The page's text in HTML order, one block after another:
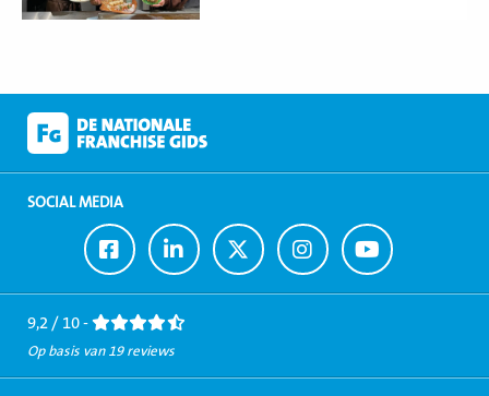
SOCIAL MEDIA
Ga
naar
Facebook
Ga
naar
LinkedIn
Ga
naar
Twitter
Ga
naar
Instagram
Ga
naar
Youtube
9,2 / 10 -
Op basis van 19 reviews